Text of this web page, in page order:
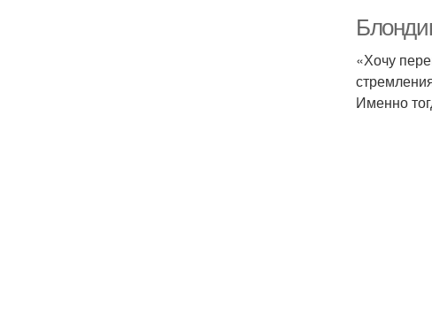
«Хочу
Именно